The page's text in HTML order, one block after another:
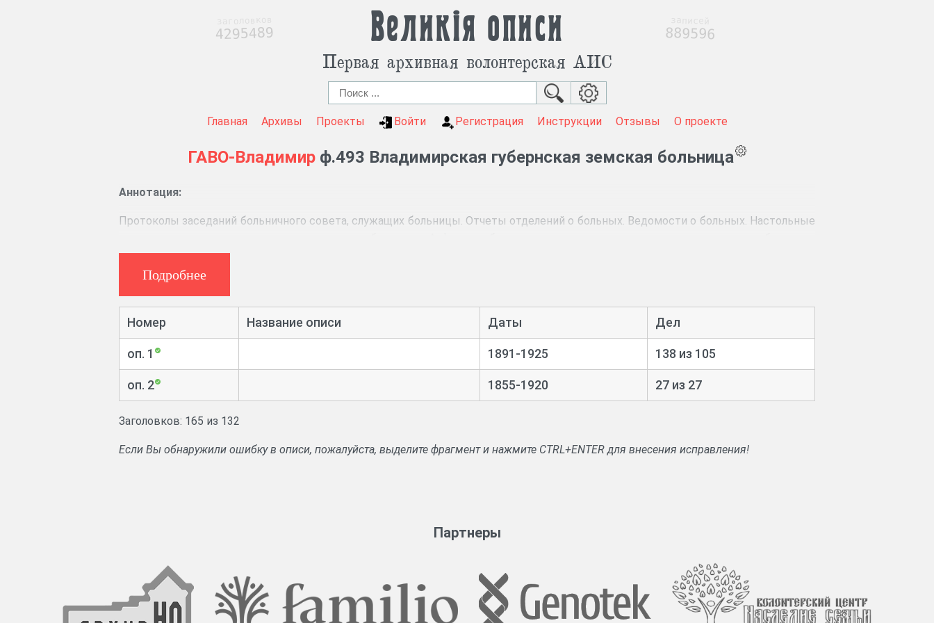
Великія описи
Первая архивная волонтерская АИС
Главная Архивы Проекты Войти Регистрация Инструкции Отзывы О проекте
ГАВО-Владимир ф.493 Владимирская губернская земская больница
Аннотация:
Протоколы заседаний больничного совета, служащих больницы. Отчеты отделений о больных. Ведомости о больных. Настольные
Скорбные листы разных отделений
Подробнее
Номер Название описи Даты Дел
оп. 1 1891-1925 138 из 105
оп. 2 1855-1920 27 из 27
Заголовков: 165 из 132
Если Вы обнаружили ошибку в описи, пожалуйста, выделите фрагмент и нажмите CTRL+ENTER для внесения исправления!
Партнеры
4295489 889596